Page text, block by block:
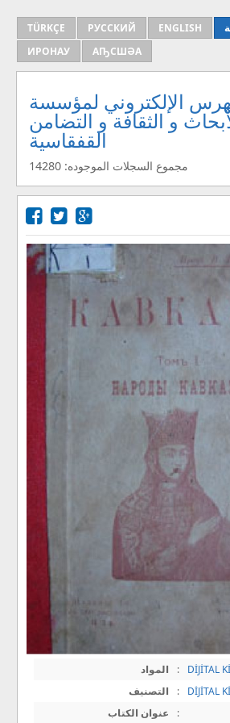
TÜRKÇE РУССКИЙ ENGLISH
ИРОНАУ
АҦСШӘА
الإلكتروني لمؤسسة
و الثقافة و التضامن
القفقاسية
مجموع السجلات الموجوده: 14280
المواد :
DİJİTAL
التصنيف
: DİJİTAL
عنوان الكتاب
: